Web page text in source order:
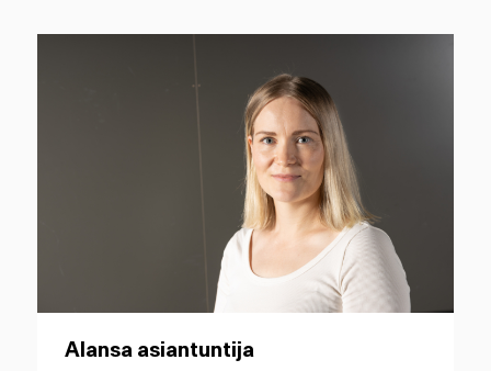
Alansa asiantuntija